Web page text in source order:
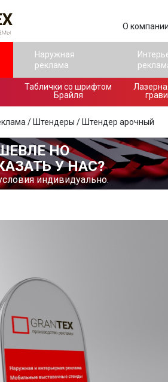
О компании
Наружная
реклама
Таблички со шрифтом
Брайля
/ Штендеры / Штендер арочный
НО
У НАС?
индивидуально.